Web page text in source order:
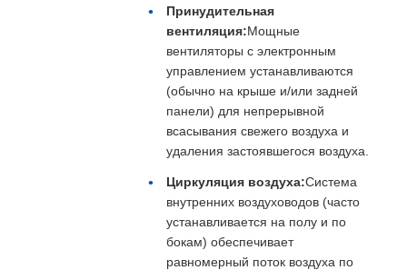
Принудительная
вентиляция:Мощные
вентиляторы с электронным
управлением устанавливаются
(обычно на крыше и/или задней
панели) для непрерывной
всасывания свежего воздуха и
удаления застоявшегося воздуха.
Циркуляция воздуха:Система
внутренних воздуховодов (часто
устанавливается на полу и по
бокам) обеспечивает
равномерный поток воздуха по